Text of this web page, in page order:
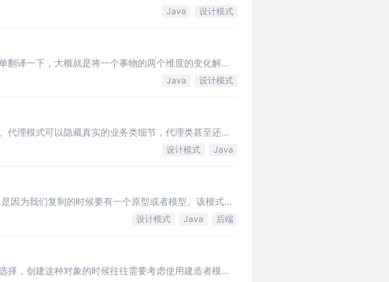
Java 设计模式
译一下，大概就是将一个事物的两个维度的变化解耦
Java 设计模式
理模式可以隐藏真实的业务类细节，代理类甚至还可
设计模式 Java
因为我们复制的时候要有一个原型或者模型。该模式经
设计模式 Java 后端
择，创建这种对象的时候往往需要考虑使用建造者模